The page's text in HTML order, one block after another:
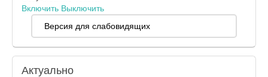
Включить Выключить
Версия для слабовидящих
Актуально